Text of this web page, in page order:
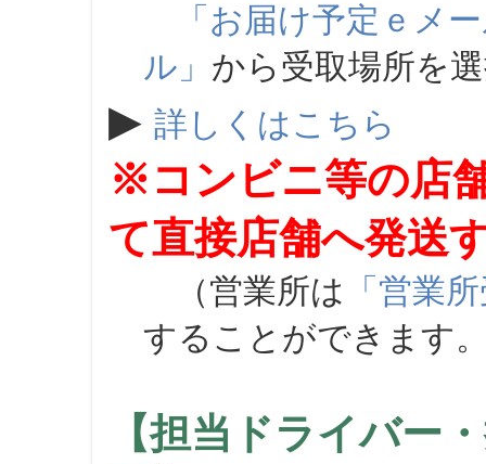
「お届け予定ｅメ
ル」 から受取場所を
▶ 詳しくはこちら
※コンビニ等の店
て直接店舗へ発送
（営業所は 「営業
することができます
【担当ドライバー